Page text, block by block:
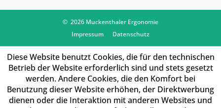
© 2026 Muckenthaler Ergonomie
Impressum
Datenschutz
Diese Website benutzt Cookies, die für den technischen
Betrieb der Website erforderlich sind und stets gesetzt
werden. Andere Cookies, die den Komfort bei
Benutzung dieser Website erhöhen, der Direktwerbung
dienen oder die Interaktion mit anderen Websites und